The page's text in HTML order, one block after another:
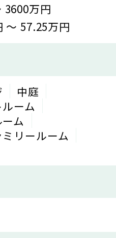
3600万円
～ 57.25万円
中庭
ーム
ム
ミリールーム